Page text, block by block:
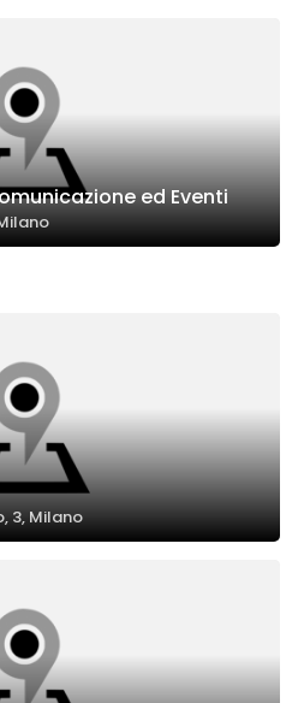
ed Eventi
3, Milano